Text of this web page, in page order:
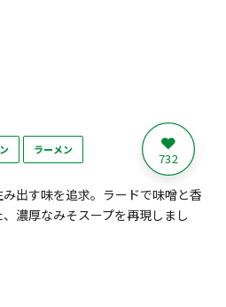
ラーメン 732
出す味を追求。ラードで味噌と香
濃厚なみそスープを再現しまし